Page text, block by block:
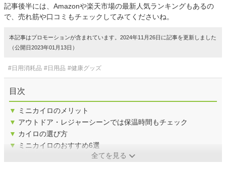
記事後半には、Amazonや楽天市場の最新人気ランキングもあるの
で、売れ筋や口コミもチェックしてみてくださいね。
本記事はプロモーションが含まれています。2024年11月26日に記事を更新しました
（公開日2023年01月13日）
#日用消耗品 #日用品 #健康グッズ
目次
▼
ミニカイロのメリット
▼ アウトドア・レジャーシーンでは保温時間もチェック
▼ カイロの選び方
▼
ミニカイロのおすすめ6選
全てを見る